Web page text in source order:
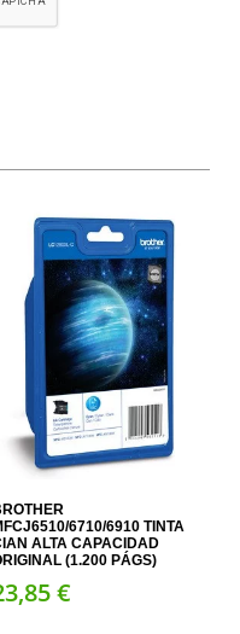
6710/6910 TINTA
ALTA CAPACIDAD
(1.200 PÁGS)
85€